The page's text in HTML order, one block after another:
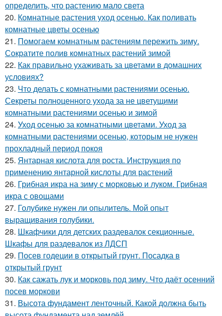
определить, что растению мало света
20. Комнатные растения уход осенью. Как поливать
комнатные цветы осенью
21. Помогаем комнатным растениям пережить зиму.
Сократите полив комнатных растений зимой
22. Как правильно ухаживать за цветами в домашних
условиях?
23. Что делать с комнатными растениями осенью.
Секреты полноценного ухода за не цветущими
комнатными растениями осенью и зимой
24. Уход осенью за комнатными цветами. Уход за
комнатными растениями осенью, которым не нужен
прохладный период покоя
25. Янтарная кислота для роста. Инструкция по
применению янтарной кислоты для растений
26. Грибная икра на зиму с морковью и луком. Грибная
икра с овощами
27. Голубике нужен ли опылитель. Мой опыт
выращивания голубики.
28. Шкафчики для детских раздевалок секционные.
Шкафы для раздевалок из ЛДСП
29. Посев годеции в открытый грунт. Посадка в
открытый грунт
30. Как сажать лук и морковь под зиму. Что даёт осенний
посев моркови
31. Высота фундамент ленточный. Какой должна быть